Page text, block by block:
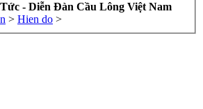
- Diễn Đàn Cầu Lông Việt Nam
> Hien do >